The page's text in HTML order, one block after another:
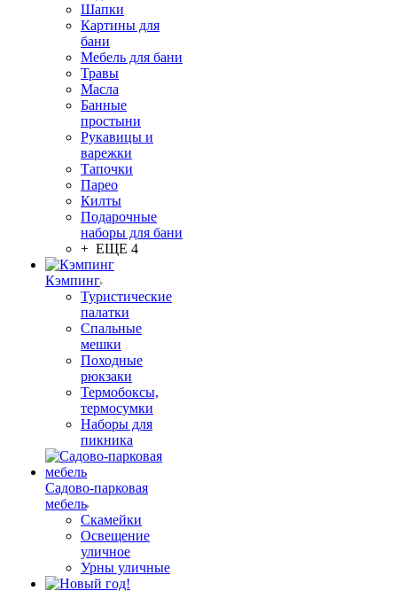
Шапки
Картины для
бани
Мебель для бани
Травы
Масла
Банные
простыни
Рукавицы и
варежки
Тапочки
Парео
Килты
Подарочные
наборы для бани
+ ЕЩЕ 4
Кэмпинг
Туристические
палатки
Спальные
мешки
Походные
рюкзаки
Термобоксы,
термосумки
Наборы для
пикника
Садово-парковая
мебель
Скамейки
Освещение
уличное
Урны уличные